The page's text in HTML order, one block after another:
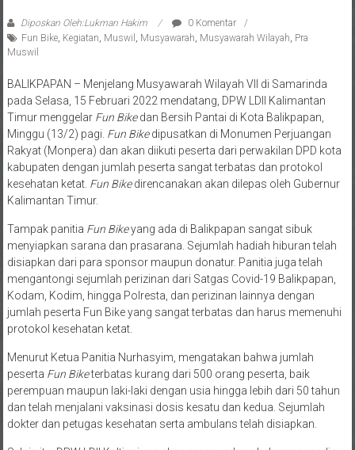
Diposkan Oleh:Lukman Hakim
0 Komentar
Fun Bike, Kegiatan Muswil Musyawarah Musyawarah Wilayah Pra
Muswil
BALIKPAPAN – Menjelang Musyawarah Wilayah VII di Samarinda
pada Selasa, 15 Februari 2022 mendatang, DPW LDII Kalimantan
Timur menggelar Fun Bikedan Bersih Pantai di Kota Balikpapan,
Minggu (13/2) pagi. Fun Bikedipusatkan di Monumen Perjuangan
Rakyat (Monpera) dan akan diikuti peserta dari perwakilan DPD kota
kabupaten dengan jumlah peserta sangat terbatas dan protokol
kesehatan ketat. Fun Bikedirencanakan akan dilepas oleh Gubernur
Kalimantan Timur.
Tampak panitia Fun Bikeyang ada di Balikpapan sangat sibuk
menyiapkan sarana dan prasarana. Sejumlah hadiah hiburan telah
disiapkan dari para sponsor maupun donatur. Panitia juga telah
mengantongi sejumlah perizinan dari Satgas Covid-19 Balikpapan,
Kodam, Kodim, hingga Polresta, dan perizinan lainnya dengan
jumlah peserta Fun Bike yang sangat terbatas dan harus memenuhi
protokol kesehatan ketat.
Menurut Ketua Panitia Nurhasyim, mengatakan bahwa jumlah
peserta Fun Biketerbatas kurang dari 500 orang peserta, baik
perempuan maupun laki-laki dengan usia hingga lebih dari 50 tahun
dan telah menjalani vaksinasi dosis kesatu dan kedua. Sejumlah
dokter dan petugas kesehatan serta ambulans telah disiapkan.